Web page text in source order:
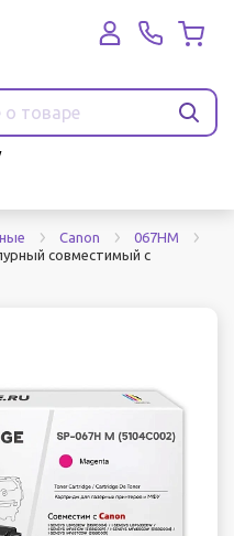
Canon
067HM
совместимый с